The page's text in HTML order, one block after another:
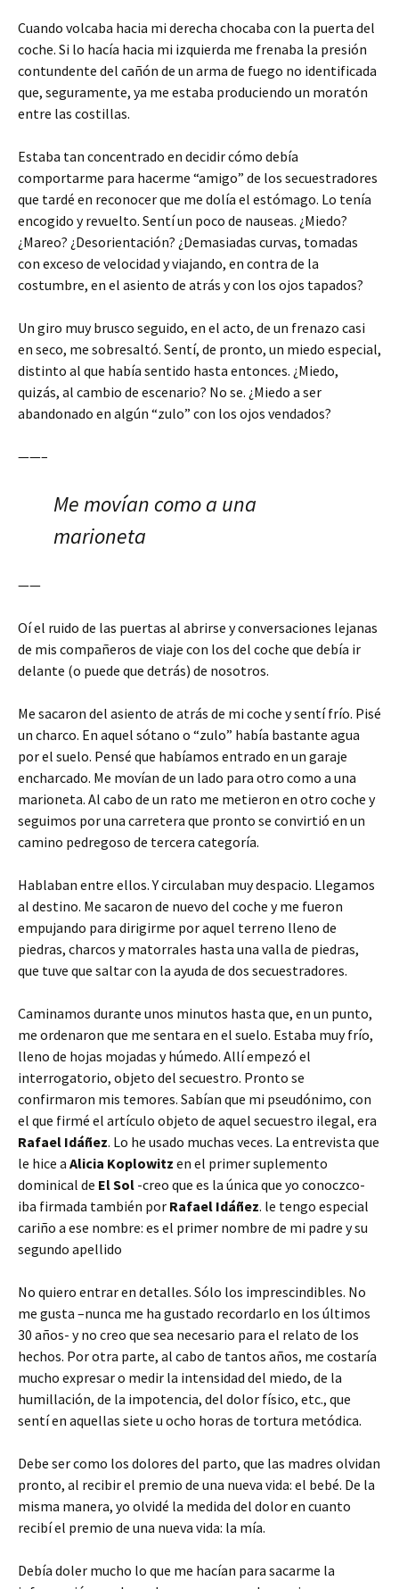
Cuando volcaba hacia mi derecha chocaba con la puerta del
coche. Si lo hacía hacia mi izquierda me frenaba la presión
contundente del cañón de un arma de fuego no identificada
que, seguramente, ya me estaba produciendo un moratón
entre las costillas.
Estaba tan concentrado en decidir cómo debía
comportarme para hacerme “amigo” de los secuestradores
que tardé en reconocer que me dolía el estómago. Lo tenía
encogido y revuelto. Sentí un poco de nauseas. ¿Miedo?
¿Mareo? ¿Desorientación? ¿Demasiadas curvas, tomadas
con exceso de velocidad y viajando, en contra de la
costumbre, en el asiento de atrás y con los ojos tapados?
Un giro muy brusco seguido, en el acto, de un frenazo casi
en seco, me sobresaltó. Sentí, de pronto, un miedo especial,
distinto al que había sentido hasta entonces. ¿Miedo,
quizás, al cambio de escenario? No se. ¿Miedo a ser
abandonado en algún “zulo” con los ojos vendados?
——–
Me movían como a una
marioneta
——
Oí el ruido de las puertas al abrirse y conversaciones lejanas
de mis compañeros de viaje con los del coche que debía ir
delante (o puede que detrás) de nosotros.
Me sacaron del asiento de atrás de mi coche y sentí frío. Pisé
un charco. En aquel sótano o “zulo” había bastante agua
por el suelo. Pensé que habíamos entrado en un garaje
encharcado. Me movían de un lado para otro como a una
marioneta. Al cabo de un rato me metieron en otro coche y
seguimos por una carretera que pronto se convirtió en un
camino pedregoso de tercera categoría.
Hablaban entre ellos. Y circulaban muy despacio. Llegamos
al destino. Me sacaron de nuevo del coche y me fueron
empujando para dirigirme por aquel terreno lleno de
piedras, charcos y matorrales hasta una valla de piedras,
que tuve que saltar con la ayuda de dos secuestradores.
Caminamos durante unos minutos hasta que, en un punto,
me ordenaron que me sentara en el suelo. Estaba muy frío,
lleno de hojas mojadas y húmedo. Allí empezó el
interrogatorio, objeto del secuestro. Pronto se
confirmaron mis temores. Sabían que mi pseudónimo, con
el que firmé el artículo objeto de aquel secuestro ilegal, era
Rafael Idáñez. Lo he usado muchas veces. La entrevista que
le hice a Alicia Koplowitz en el primer suplemento
dominical de El Sol -creo que es la única que yo conoczco-
iba firmada también por Rafael Idáñez. le tengo especial
cariño a ese nombre: es el primer nombre de mi padre y su
segundo apellido
No quiero entrar en detalles. Sólo los imprescindibles. No
me gusta –nunca me ha gustado recordarlo en los últimos
30 años- y no creo que sea necesario para el relato de los
hechos. Por otra parte, al cabo de tantos años, me costaría
mucho expresar o medir la intensidad del miedo, de la
humillación, de la impotencia, del dolor físico, etc., que
sentí en aquellas siete u ocho horas de tortura metódica.
Debe ser como los dolores del parto, que las madres olvidan
pronto, al recibir el premio de una nueva vida: el bebé. De la
misma manera, yo olvidé la medida del dolor en cuanto
recibí el premio de una nueva vida: la mía.
Debía doler mucho lo que me hacían para sacarme la